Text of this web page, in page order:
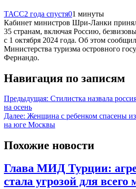
ТАСС2 года спустя01 минуты
Кабинет министров Шри-Ланки
35 странам, включая Россию,
с 1 октября 2024 года. Об этом
Министерства туризма островного
Фернандо.
Навигация по записям
Предыдущая: Стилистка назвала
на осень
Далее: Женщина с ребенком спасены
на юге Москвы
Похожие новости
Глава МИД Турции:
стала угрозой для всего